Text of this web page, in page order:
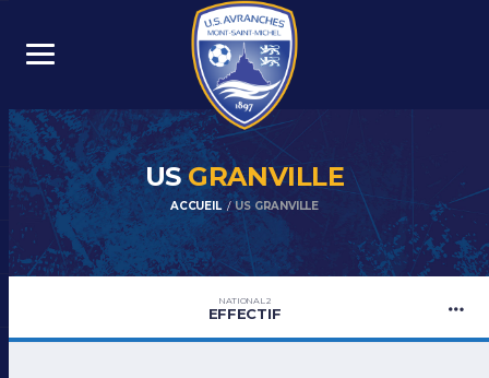
USGRANVILLE
ACCUEIL US GRANVILLE
NATIONAL 2
EFFECTIF